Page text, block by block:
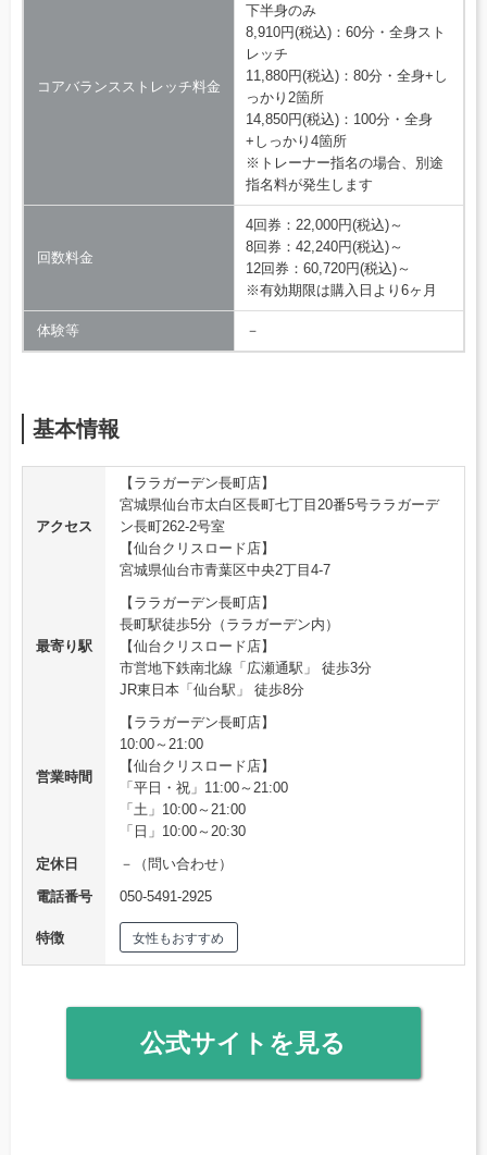
コアバランスストレッチ料金
下半身のみ
8,910円(税込)：60分・全身スト
レッチ
11,880円(税込)：80分・全身+し
っかり2箇所
14,850円(税込)：100分・全身
+しっかり4箇所
※トレーナー指名の場合、別途
指名料が発生します
回数料金
4回券：22,000円(税込)～
8回券：42,240円(税込)～
12回券：60,720円(税込)～
※有効期限は購入日より6ヶ月
体験等 －
基本情報
アクセス
【ララガーデン長町店】
宮城県仙台市太白区長町七丁目20番5号ララガーデ
ン長町262-2号室
【仙台クリスロード店】
宮城県仙台市青葉区中央2丁目4-7
最寄り駅
【ララガーデン長町店】
長町駅徒歩5分（ララガーデン内）
【仙台クリスロード店】
市営地下鉄南北線「広瀬通駅」 徒歩3分
JR東日本「仙台駅」 徒歩8分
営業時間
【ララガーデン長町店】
10:00～21:00
【仙台クリスロード店】
「平日・祝」11:00～21:00
「土」10:00～21:00
「日」10:00～20:30
定休日
－（問い合わせ）
電話番号
050-5491-2925
特徴 女性もおすすめ
公式サイトを見る